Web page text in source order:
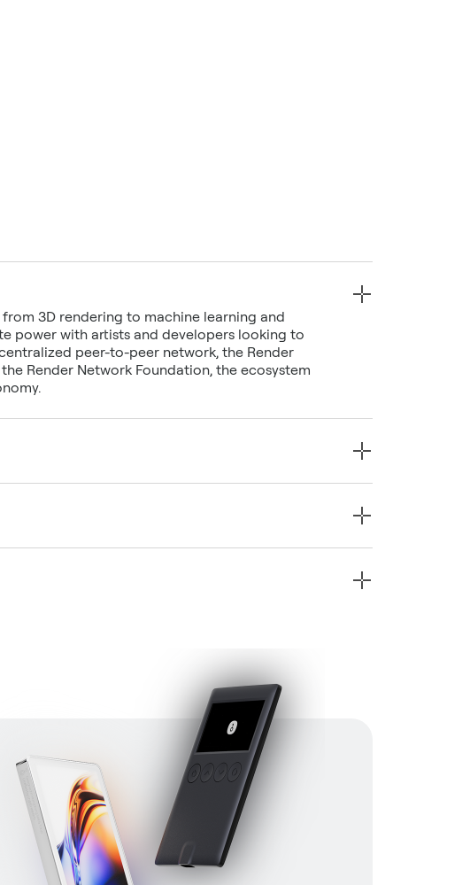
3D rendering to machine learning and
power with artists and developers looking to
peer-to-peer network, the Render
Render Network Foundation, the ecosystem